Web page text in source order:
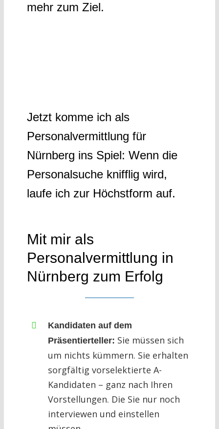
mehr zum Ziel.
Jetzt komme ich als
Personalvermittlung für
Nürnberg ins Spiel: Wenn die
Personalsuche knifflig wird,
laufe ich zur Höchstform auf.
Mit mir als
Personalvermittlung in
Nürnberg zum Erfolg
Kandidaten auf dem
Präsentierteller: Sie müssen sich
um nichts kümmern. Sie erhalten
sorgfältig vorselektierte A-
Kandidaten – ganz nach Ihren
Vorstellungen. Die Sie nur noch
interviewen und einstellen